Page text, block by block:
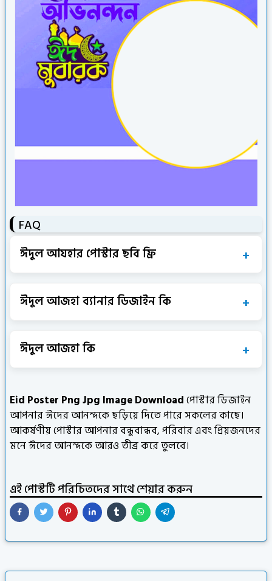
FAQ
ঈদুল আযহার পোস্টার ছবি ফ্রি
ঈদুল আজহা ব্যানার ডিজাইন কি
ঈদুল আজহা কি
Eid Poster Png Jpg Image Downloadপোস্টার ডিজাইন
আপনার ঈদের আনন্দকে ছড়িয়ে দিতে পারে সকলের কাছে।
আকর্ষণীয় পোস্টার আপনার বন্ধুবান্ধব, পরিবার এবং প্রিয়জনদের
মনে ঈদের আনন্দকে আরও তীব্র করে তুলবে।
পোস্টার
এই পোস্টটি পরিচিতদের সাথে শেয়ার করুন